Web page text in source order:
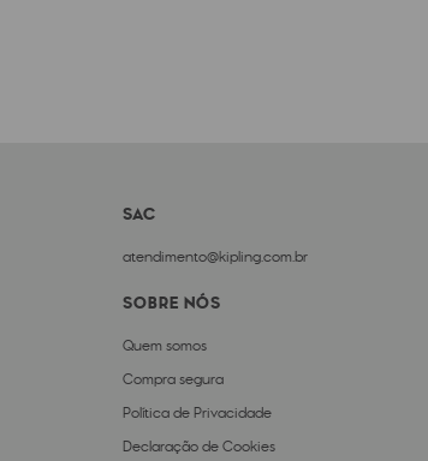
SAC
atendimento@kipling.com.br
SOBRE NÓS
Quem somos
Compra segura
Política de Privacidade
Declaração de Cookies